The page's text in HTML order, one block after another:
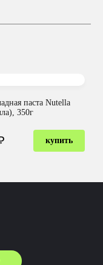
паста Nutella
350г
купить